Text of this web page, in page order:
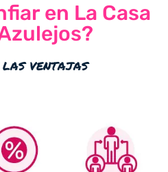
en La Casa
las ventajas